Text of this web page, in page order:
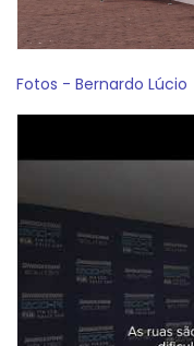
Fotos - Bernardo Lúcio